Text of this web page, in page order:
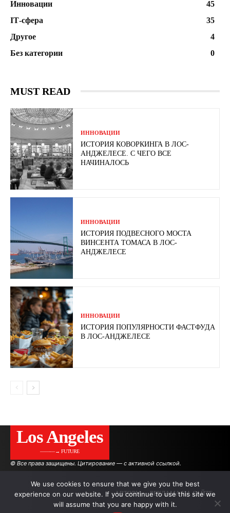
Инновации
45
ІТ-сфера
35
Другое
4
Без категории
0
MUST READ
ИННОВАЦИИ
ИСТОРИЯ КОВОРКИНГА В ЛОС-
АНДЖЕЛЕСЕ. С ЧЕГО ВСЕ
НАЧИНАЛОСЬ
ИННОВАЦИИ
ИСТОРИЯ ПОДВЕСНОГО МОСТА
ВИНСЕНТА ТОМАСА В ЛОС-
АНДЖЕЛЕСЕ
ИННОВАЦИИ
ИСТОРИЯ ПОПУЛЯРНОСТИ ФАСТФУДА
В ЛОС-АНДЖЕЛЕСЕ
Los Angeles
———→ FUTURE
© Все права защищены. Цитирование — с активной ссылкой.
АВТОРЫ РЕКЛАМА НА САЙТЕ
We use cookies to ensure that we give you the best
experience on our website. If you continue to use this site we
will assume that you are happy with it.